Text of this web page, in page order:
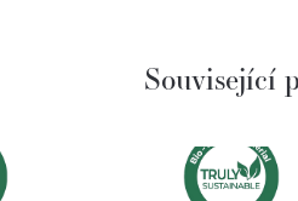
Související